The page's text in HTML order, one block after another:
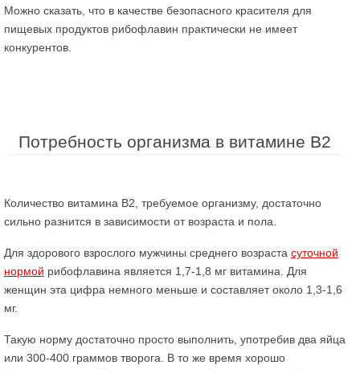
Можно сказать, что в качестве безопасного красителя для
пищевых продуктов рибофлавин практически не имеет
конкурентов.
Потребность организма в витамине В2
Количество витамина В2, требуемое организму, достаточно
сильно разнится в зависимости от возраста и пола.
Для здорового взрослого мужчины среднего возраста суточной
нормой рибофлавина является 1,7-1,8 мг витамина. Для
женщин эта цифра немного меньше и составляет около 1,3-1,6
мг.
Такую норму достаточно просто выполнить, употребив два яйца
или 300-400 граммов творога. В то же время хорошо